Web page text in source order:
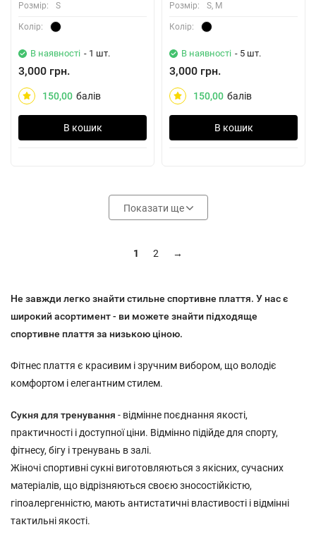
Розмiр: S
Колiр:
В наявності - 1 шт.
3,000 грн.
150,00 балів
В кошик
Розмiр: S, M
Колiр:
В наявності - 5 шт.
3,000 грн.
150,00 балів
В кошик
Показати ще
1 2 →
Не завжди легко знайти стильне спортивне плаття. У нас є
широкий асортимент - ви можете знайти підходяще
спортивне плаття за низькою ціною.
Фітнес плаття є красивим і зручним вибором, що володіє
комфортом і елегантним стилем.
Сукня для тренування - відмінне поєднання якості,
практичності і доступної ціни. Відмінно підійде для спорту,
фітнесу, бігу і тренувань в залі.
Жіночі спортивні сукні виготовляються з якісних, сучасних
матеріалів, що відрізняються своєю зносостійкістю,
гіпоалергенністю, мають антистатичні властивості і відмінні
тактильні якості.